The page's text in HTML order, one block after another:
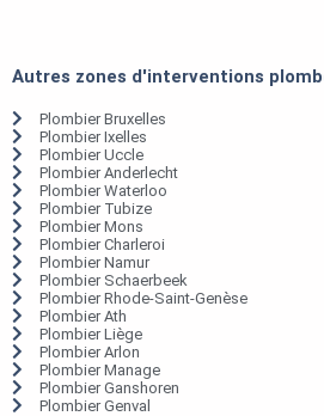
Autres zones d'interventions
Plombier Bruxelles
Plombier Ixelles
Plombier Uccle
Plombier Anderlecht
Plombier Waterloo
Plombier Tubize
Plombier Mons
Plombier Charleroi
Plombier Namur
Plombier Schaerbeek
Plombier Rhode-Saint-Genèse
Plombier Ath
Plombier Liège
Plombier Arlon
Plombier Manage
Plombier Ganshoren
Plombier Genval